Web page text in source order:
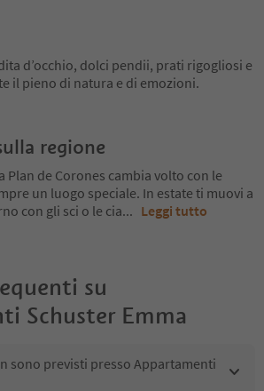
d’occhio, dolci pendii, prati rigogliosi e
il pieno di natura e di emozioni.
regione
Plan de Corones cambia volto con le
un luogo speciale. In estate ti muovi a
con gli sci o le cia... Leggi tutto
su
Schuster Emma
sono previsti presso Appartamenti